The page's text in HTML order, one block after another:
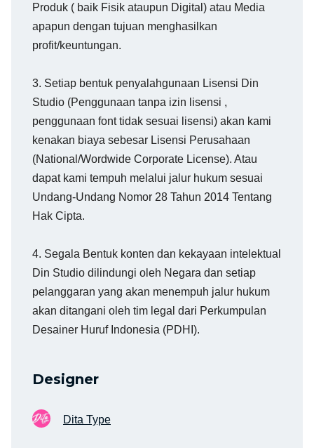
Produk ( baik Fisik ataupun Digital) atau Media
apapun dengan tujuan menghasilkan
profit/keuntungan.
3. Setiap bentuk penyalahgunaan Lisensi Din
Studio (Penggunaan tanpa izin lisensi ,
penggunaan font tidak sesuai lisensi) akan kami
kenakan biaya sebesar Lisensi Perusahaan
(National/Wordwide Corporate License). Atau
dapat kami tempuh melalui jalur hukum sesuai
Undang-Undang Nomor 28 Tahun 2014 Tentang
Hak Cipta.
4. Segala Bentuk konten dan kekayaan intelektual
Din Studio dilindungi oleh Negara dan setiap
pelanggaran yang akan menempuh jalur hukum
akan ditangani oleh tim legal dari Perkumpulan
Desainer Huruf Indonesia (PDHI).
Designer
Dita Type